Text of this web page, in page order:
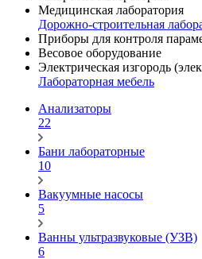
Медицинская лаборатория
Дорожно-строительная
Приборы для контроля
Весовое оборудование
Электрическая изгородь
Лабораторная мебель
Анализаторы
22
Бани лабораторные
10
Вакуумные насосы
5
Ванны ультразвуковые (УЗВ)
6